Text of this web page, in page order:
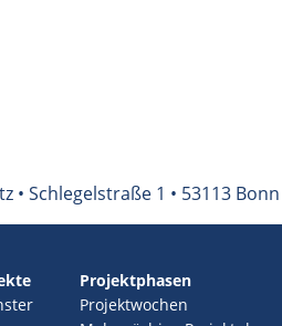
Schlegelstraße 1 • 53113 Bonn
Projektphasen
Projektwochen